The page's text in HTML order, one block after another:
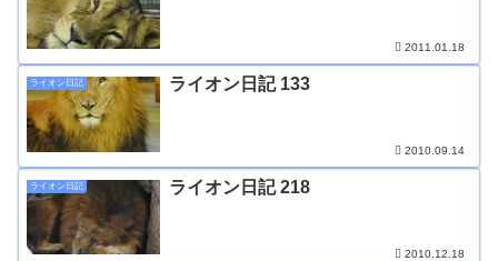
2011.01.18
ライオン日記 ライオン日記 133
2010.09.14
ライオン日記 ライオン日記 218
2010.12.18